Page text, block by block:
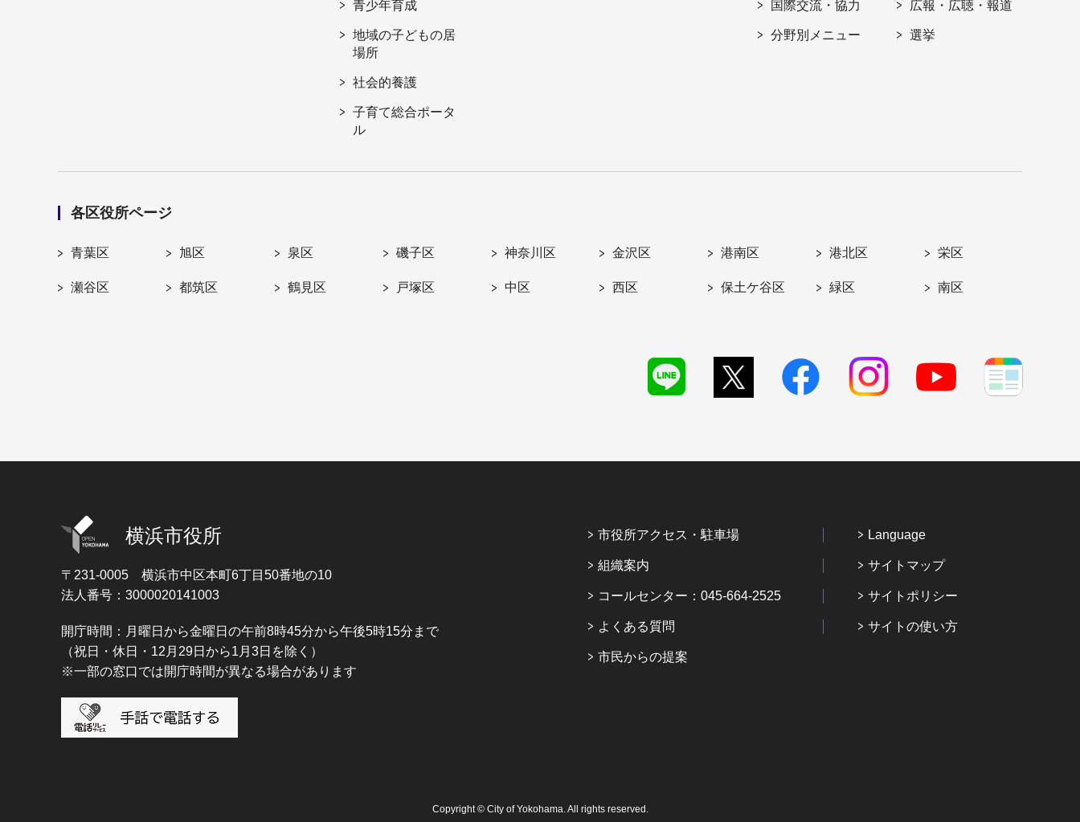
青少年育成
地域の子どもの居
場所
社会的養護
子育て総合ポータ
ル
国際交流・協力
分野別メニュー
広報・広聴・報道
選挙
各区役所ページ
青葉区 旭区 泉区 磯子区 神奈川区 金沢区 港南区 港北区 栄区
瀬谷区 都筑区 鶴見区 戸塚区 中区 西区 保土ケ谷区 緑区 南区
横浜市役所
〒231-0005 横浜市中区本町6丁目50番地の10
法人番号：3000020141003
開庁時間：月曜日から金曜日の午前8時45分から午後5時15分まで
（祝日・休日・12月29日から1月3日を除く）
※一部の窓口では開庁時間が異なる場合があります
市役所アクセス・駐車場
組織案内
コールセンター：045-664-2525
よくある質問
市民からの提案
Language
サイトマップ
サイトポリシー
サイトの使い方
Copyright © City of Yokohama. All rights reserved.